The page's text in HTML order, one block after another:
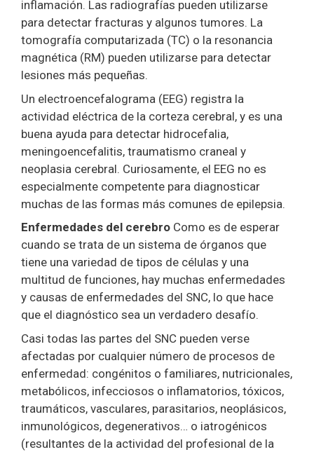
inflamación. Las radiografías pueden utilizarse
para detectar fracturas y algunos tumores. La
tomografía computarizada (TC) o la resonancia
magnética (RM) pueden utilizarse para detectar
lesiones más pequeñas.
Un electroencefalograma (EEG) registra la
actividad eléctrica de la corteza cerebral, y es una
buena ayuda para detectar hidrocefalia,
meningoencefalitis, traumatismo craneal y
neoplasia cerebral. Curiosamente, el EEG no es
especialmente competente para diagnosticar
muchas de las formas más comunes de epilepsia.
Enfermedades del cerebro Como es de esperar
cuando se trata de un sistema de órganos que
tiene una variedad de tipos de células y una
multitud de funciones, hay muchas enfermedades
y causas de enfermedades del SNC, lo que hace
que el diagnóstico sea un verdadero desafío.
Casi todas las partes del SNC pueden verse
afectadas por cualquier número de procesos de
enfermedad: congénitos o familiares, nutricionales,
metabólicos, infecciosos o inflamatorios, tóxicos,
traumáticos, vasculares, parasitarios, neoplásicos,
inmunológicos, degenerativos… o iatrogénicos
(resultantes de la actividad del profesional de la